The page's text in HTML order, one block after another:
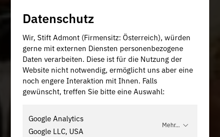
Datenschutz
Wir, Stift Admont (Firmensitz: Österreich), würden
gerne mit externen Diensten personenbezogene
Daten verarbeiten. Diese ist für die Nutzung der
Website nicht notwendig, ermöglicht uns aber eine
noch engere Interaktion mit Ihnen. Falls
gewünscht, treffen Sie bitte eine Auswahl:
Google Analytics
Google LLC, USA
Mehr...